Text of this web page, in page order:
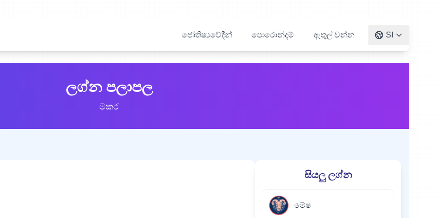
ජෝතිෂ්‍යවේදීන් පොරොන්දම් ඇතුල් වන්න SI
ලග්න පලාපල
මකර
සියලු ලග්න
මේෂ